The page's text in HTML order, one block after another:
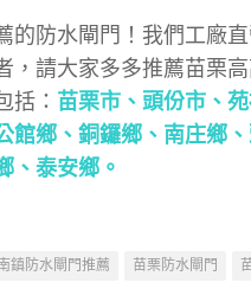
的防水閘門！我們工廠
，請大家多多推薦苗栗
括： 苗栗市 、 頭份市 、
館鄉 、 銅鑼鄉 、 南庄鄉 、
、 泰安鄉 。
鎮防水閘門推薦 苗栗防水閘門